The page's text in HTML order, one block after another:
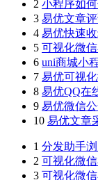
2 小程序如
3 易优文章评
4 易优快速
5 可视化微
6 uni商城小
7 易优可视
8 易优QQ在
9 易优微信
10 易优文章
1 分发助手
2 可视化微
3 可视化微